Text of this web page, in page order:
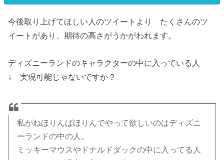
今後取り上げてほしい人のツイートより たくさんのツ
イートがあり、期待の高さがうかがわれます。
ディズニーランドのキャラクターの中に入っている人
↓ 実現可能じゃないですか？
私がねほりんぱほりんでやって欲しいのはディズニ
ーランドの中の人。
ミッキーマウスやドナルドダックの中に入ってる人